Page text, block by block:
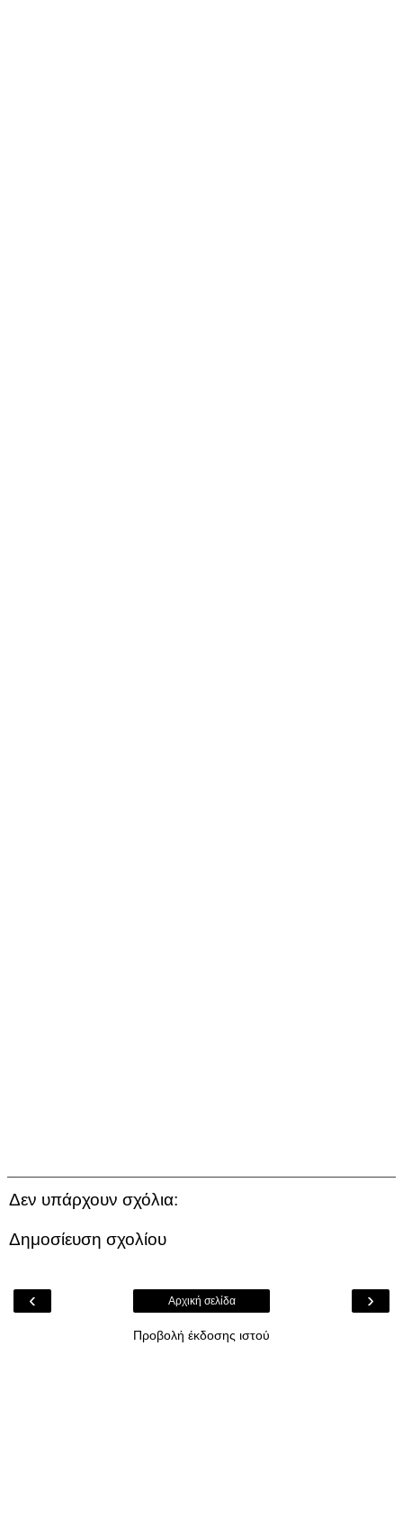
Δεν υπάρχουν σχόλια:
Δημοσίευση σχολίου
‹ ›
Αρχική σελίδα
Προβολή έκδοσης ιστού